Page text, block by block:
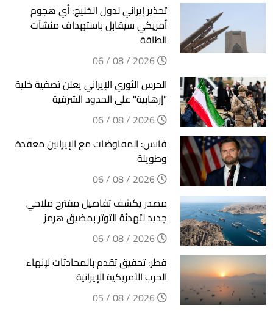
تحذير إيراني لدول الخليج: أي هجوم
أمريكي سيقابل باستهداف منشآت
الطاقة
الحرس الثوري الإيراني يعلن تصفية خلية
"إرهابية" على الحدود الشرقية
فانس: المفاوضات مع الإيرانين معقدة
وطويلة
مصدر يكشف تفاصيل مقترح ملاحي
جديد لتهدئة التوتر بمضيق هرمز
قطر: تحقيق تقدم بالمحادثات لإنهاء
الحرب الأمريكية الإيرانية